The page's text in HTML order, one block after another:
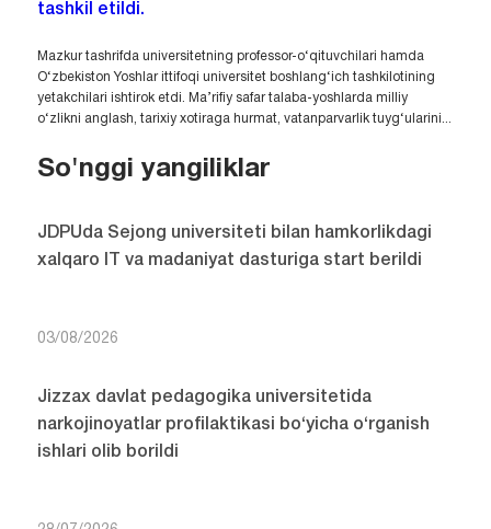
tashkil etildi.
Mazkur tashrifda universitetning professor-o‘qituvchilari hamda
O‘zbekiston Yoshlar ittifoqi universitet boshlang‘ich tashkilotining
yetakchilari ishtirok etdi. Ma’rifiy safar talaba-yoshlarda milliy
o‘zlikni anglash, tarixiy xotiraga hurmat, vatanparvarlik tuyg‘ularini...
So'nggi yangiliklar
JDPUda Sejong universiteti bilan hamkorlikdagi
xalqaro IT va madaniyat dasturiga start berildi
03/08/2026
Jizzax davlat pedagogika universitetida
narkojinoyatlar profilaktikasi bo‘yicha o‘rganish
ishlari olib borildi